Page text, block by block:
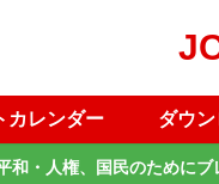
カレンダー ダウ
和・人権、国民のために